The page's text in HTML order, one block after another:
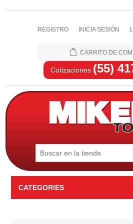
REGISTRO INICIA SESIÓN
CARRITO DE
Cotizaciones (55)
CATEGORIES